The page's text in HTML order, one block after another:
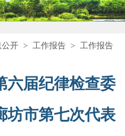
公开 > 工作报告 > 工作报告
六届纪律检查委
坊市第七次代表